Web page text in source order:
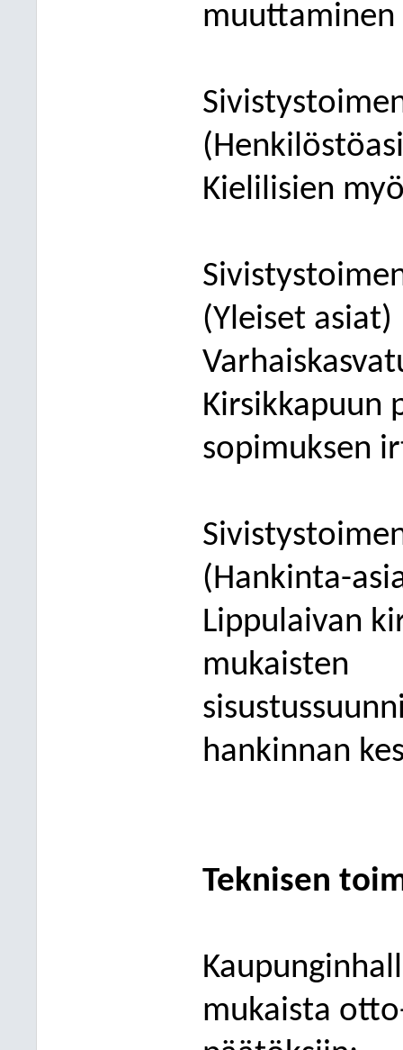
muuttaminen
Kielilisien
(Yleiset
Kirsikkapuun
sopimuksen
(Hankinta-
Lippulaivan
mukaisten
hankinnan
Teknisen
mukaista